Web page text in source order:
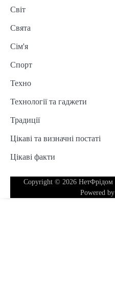
Світ
Свята
Сім'я
Спорт
Техно
Технології та гаджети
Традиції
Цікаві та визначні постаті
Цікаві факти
Copyright © 2026 НетФрідом
Powered by